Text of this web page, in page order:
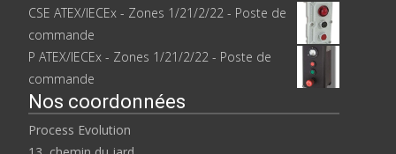
CSE ATEX/IECEx - Zones 1/21/2/22 - Poste de
commande
P ATEX/IECEx - Zones 1/21/2/22 - Poste de
commande
Nos coordonnées
Process Evolution